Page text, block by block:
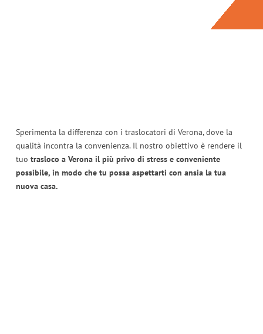
Sperimenta la differenza con i traslocatori di Verona, dove la
qualità incontra la convenienza. Il nostro obiettivo è rendere il
tuo trasloco a Verona il più privo di stress e conveniente
possibile, in modo che tu possa aspettarti con ansia la tua
nuova casa.